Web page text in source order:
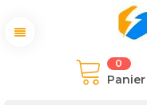
0
Panier